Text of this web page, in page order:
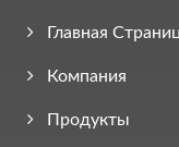
Главная
Компания
Продукты